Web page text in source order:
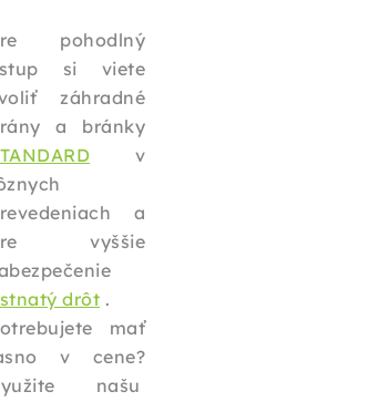
pohodlný
si viete
záhradné
a bránky
v
a
vyššie
drôt .
mať
v cene?
našu